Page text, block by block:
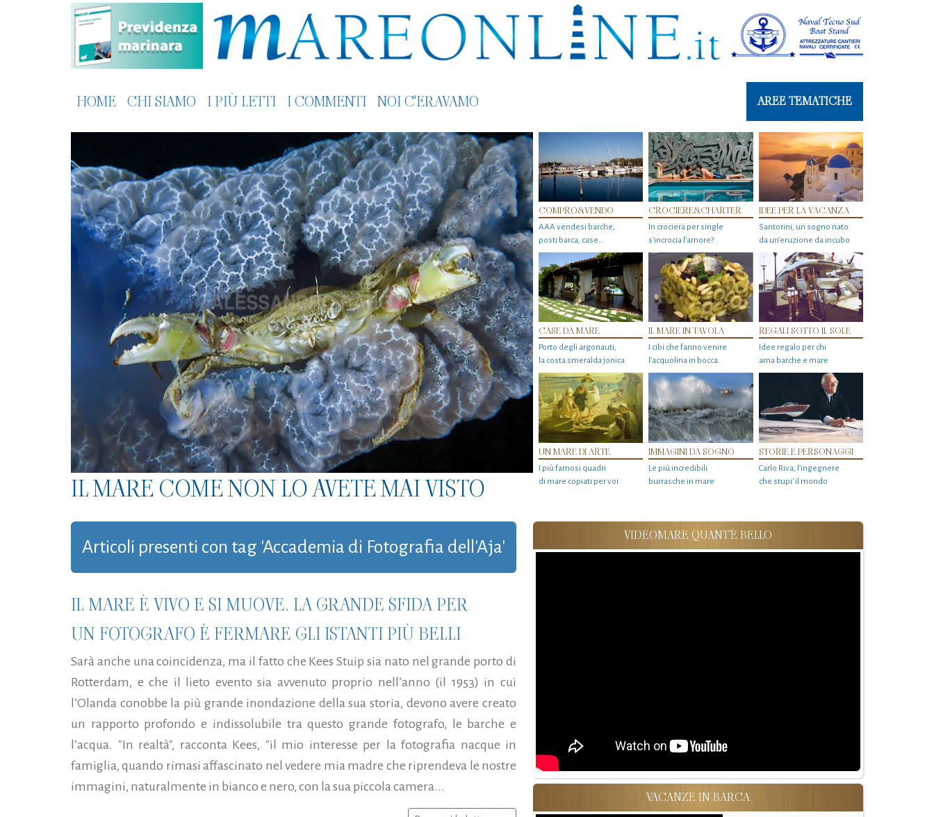
HOME CHI SIAMO I PIÙ LETTI I COMMENTI NOI C'ERAVAMO AREE TEMATICHE
IL MARE COME NON LO AVETE MAI VISTO
COMPRO&VENDO
AAA vendesi barche,
posti barca, case…
CROCIERE&CHARTER
In crociera per single
s'incrocia l’amore?
IDEE PER LA VACANZA
Santorini, un sogno nato
da un’eruzione da incubo
CASE DA MARE
Porto degli argonauti,
la costa smeralda jonica
IL MARE IN TAVOLA
I cibi che fanno venire
l’acquolina in bocca
REGALI SOTTO IL SOLE
Idee regalo per chi
ama barche e mare
UN MARE DI ARTE
I più famosi quadri
di mare copiati per voi
IMMAGINI DA SOGNO
Le più incredibili
burrasche in mare
STORIE E PERSONAGGI
Carlo Riva, l’ingegnere
che stupi' il mondo
Articoli presenti con tag 'Accademia di Fotografia dell'Aja'
IL MARE È VIVO E SI MUOVE. LA GRANDE SFIDA PER
UN FOTOGRAFO È FERMARE GLI ISTANTI PIÙ BELLI
Sarà anche una coincidenza, ma il fatto che Kees Stuip sia nato nel grande porto di
Rotterdam, e che il lieto evento sia avvenuto proprio nell’anno (il 1953) in cui
l’Olanda conobbe la più grande inondazione della sua storia, devono avere creato
un rapporto profondo e indissolubile tra questo grande fotografo, le barche e
l’acqua. "In realtà", racconta Kees, "il mio interesse per la fotografia nacque in
famiglia, quando rimasi affascinato nel vedere mia madre che riprendeva le nostre
immagini, naturalmente in bianco e nero, con la sua piccola camera...
VIDEOMARE QUANT'È BELLO
VACANZE IN BARCA